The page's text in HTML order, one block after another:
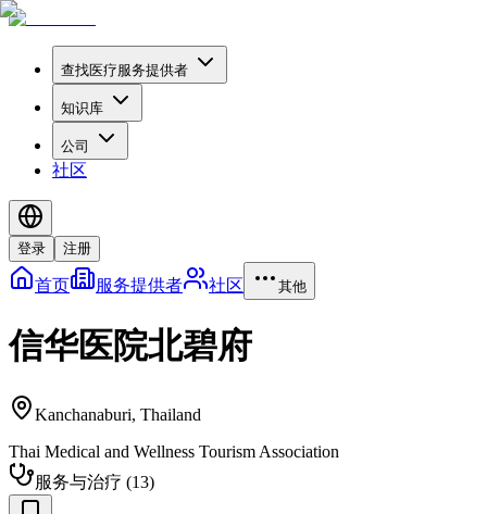
查找医疗服务提供者
知识库
公司
社区
登录 注册
首页 服务提供者 社区 其他
信华医院北碧府
Kanchanaburi, Thailand
Thai Medical and Wellness Tourism Association
服务与治疗 (13)